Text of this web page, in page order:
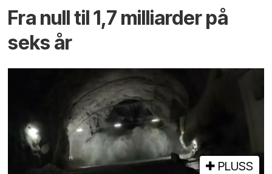
Fra null til 1,7 milliarder på
seks år
PLUSS